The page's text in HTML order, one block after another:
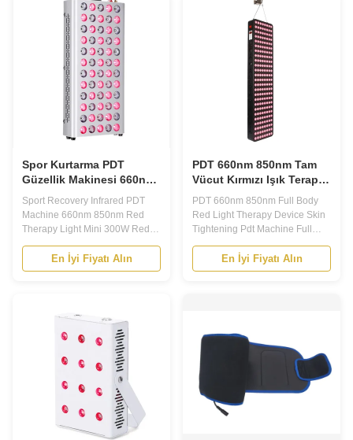
use it? Two switches control red
and infrared leds ...
660nm:850nm=1:1 Charging
Time 2 hours Working Time 5.5
hours Battery Capacity
Spor Kurtarma PDT
Güzellik Makinesi 660nm
850nm Kırmızı Işık Terapi
Cihazı
Sport Recovery Infrared PDT
Machine 660nm 850nm Red
Therapy Light Mini 300W Red
Light Therapy PREVENTS
MUSCLE SORENESS &
FATIGUE Natural red & near
central role in reducing the
oxidative stress associated with
muscle fatigue. LED Light
Therapy ...
En İyi Fiyatı Alın
PDT 660nm 850nm Tam
Vücut Kırmızı Işık Terapi
Cihazı Cilt Sıkılaştırma
PDT 660nm 850nm Full Body
Red Light Therapy Device Skin
Tightening Pdt Machine Full
Body 660nm 850nm Red
Infrared Led 1500w Red Light
Therapy PDT beauty machine
combination with a ...
En İyi Fiyatı Alın